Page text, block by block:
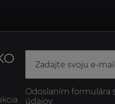
Odoslaním formulára
údajov.